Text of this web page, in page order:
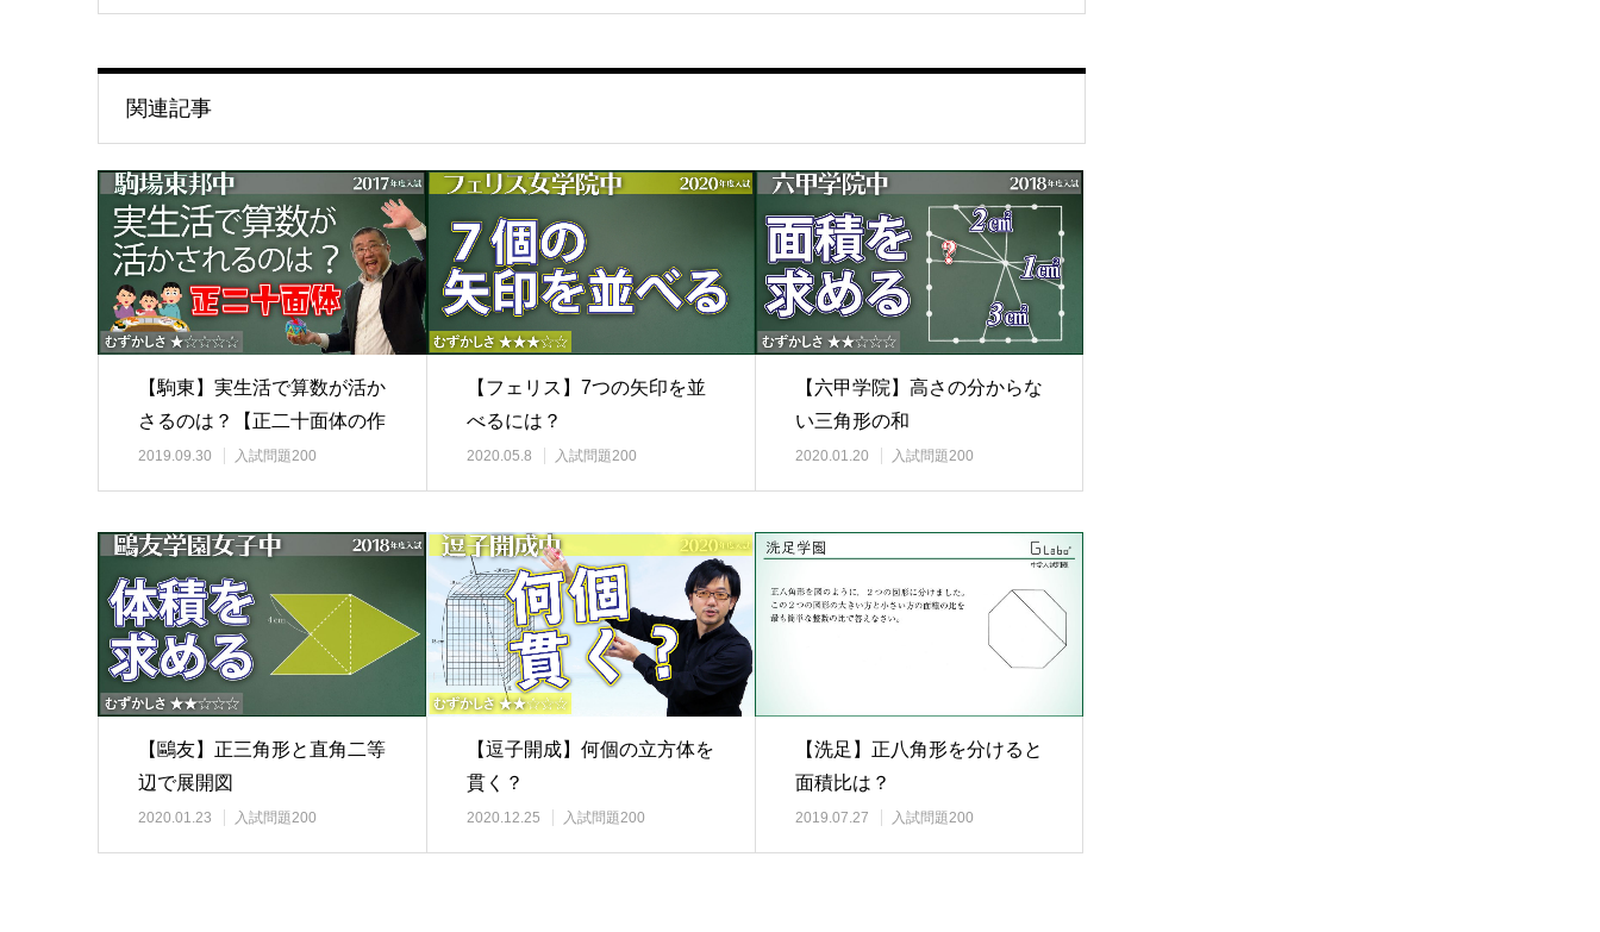
関連記事
【駒東】実生活で算数が活か
さるのは？【正二十面体の作
図】
2019.09.30 入試問題200
【フェリス】7つの矢印を並
べるには？
2020.05.8 入試問題200
【六甲学院】高さの分からな
い三角形の和
2020.01.20 入試問題200
【鷗友】正三角形と直角二等
辺で展開図
2020.01.23 入試問題200
【逗子開成】何個の立方体を
貫く？
2020.12.25 入試問題200
【洗足】正八角形を分けると
面積比は？
2019.07.27 入試問題200